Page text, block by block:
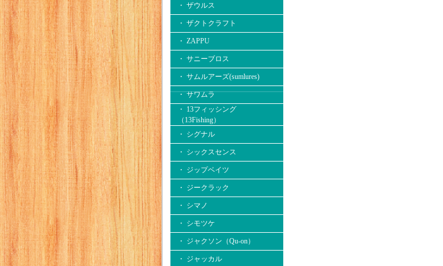
・ ザウルス
・ ザクトクラフト
・ ZAPPU
・ サニーブロス
・ サムルアーズ(sumlures)
・ サワムラ
・ 13フィッシング
（13Fishing）
・ シグナル
・ シックスセンス
・ ジップベイツ
・ ジークラック
・ シマノ
・ シモツケ
・ ジャクソン（Qu-on）
・ ジャッカル